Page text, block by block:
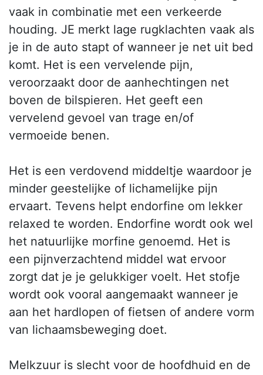
vaak in combinatie met een verkeerde
houding. JE merkt lage rugklachten vaak als
je in de auto stapt of wanneer je net uit bed
komt. Het is een vervelende pijn,
veroorzaakt door de aanhechtingen net
boven de bilspieren. Het geeft een
vervelend gevoel van trage en/of
vermoeide benen.
Het is een verdovend middeltje waardoor je
minder geestelijke of lichamelijke pijn
ervaart. Tevens helpt endorfine om lekker
relaxed te worden. Endorfine wordt ook wel
het natuurlijke morfine genoemd. Het is
een pijnverzachtend middel wat ervoor
zorgt dat je je gelukkiger voelt. Het stofje
wordt ook vooral aangemaakt wanneer je
aan het hardlopen of fietsen of andere vorm
van lichaamsbeweging doet.
Melkzuur is slecht voor de hoofdhuid en de